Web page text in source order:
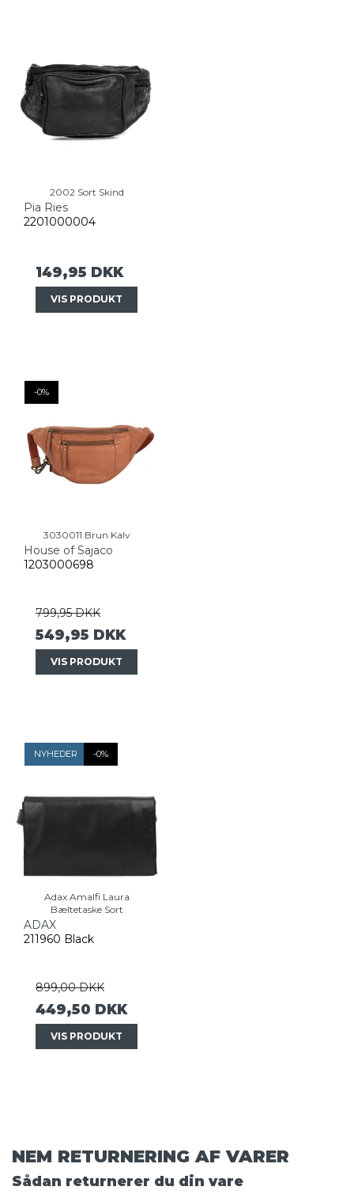
2002 Sort Skind
Pia Ries
2201000004
149,95 DKK
VIS PRODUKT
-0%
3030011 Brun Kalv
House of Sajaco
1203000698
799,95 DKK
549,95 DKK
VIS PRODUKT
NYHEDER -0%
Adax Amalfi Laura
Bæltetaske Sort
ADAX
211960 Black
899,00 DKK
449,50 DKK
VIS PRODUKT
NEM RETURNERING AF VARER
Sådan returnerer du din vare